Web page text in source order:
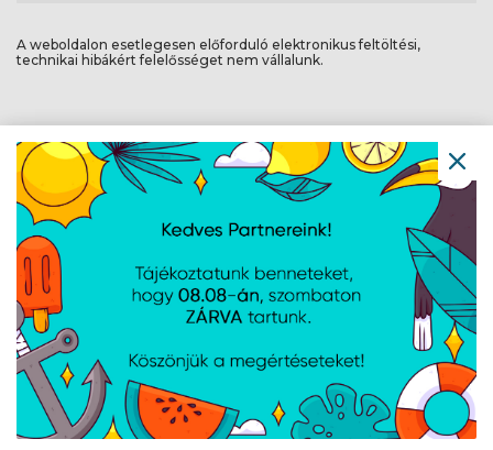
A weboldalon esetlegesen előforduló elektronikus feltöltési,
technikai hibákért felelősséget nem vállalunk.
AJÁNLATUNKBÓL